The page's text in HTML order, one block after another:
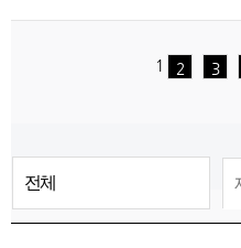
1 2 3